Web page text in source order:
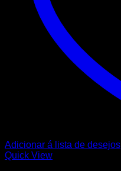
Adicionar á lista de desejos
Quick View